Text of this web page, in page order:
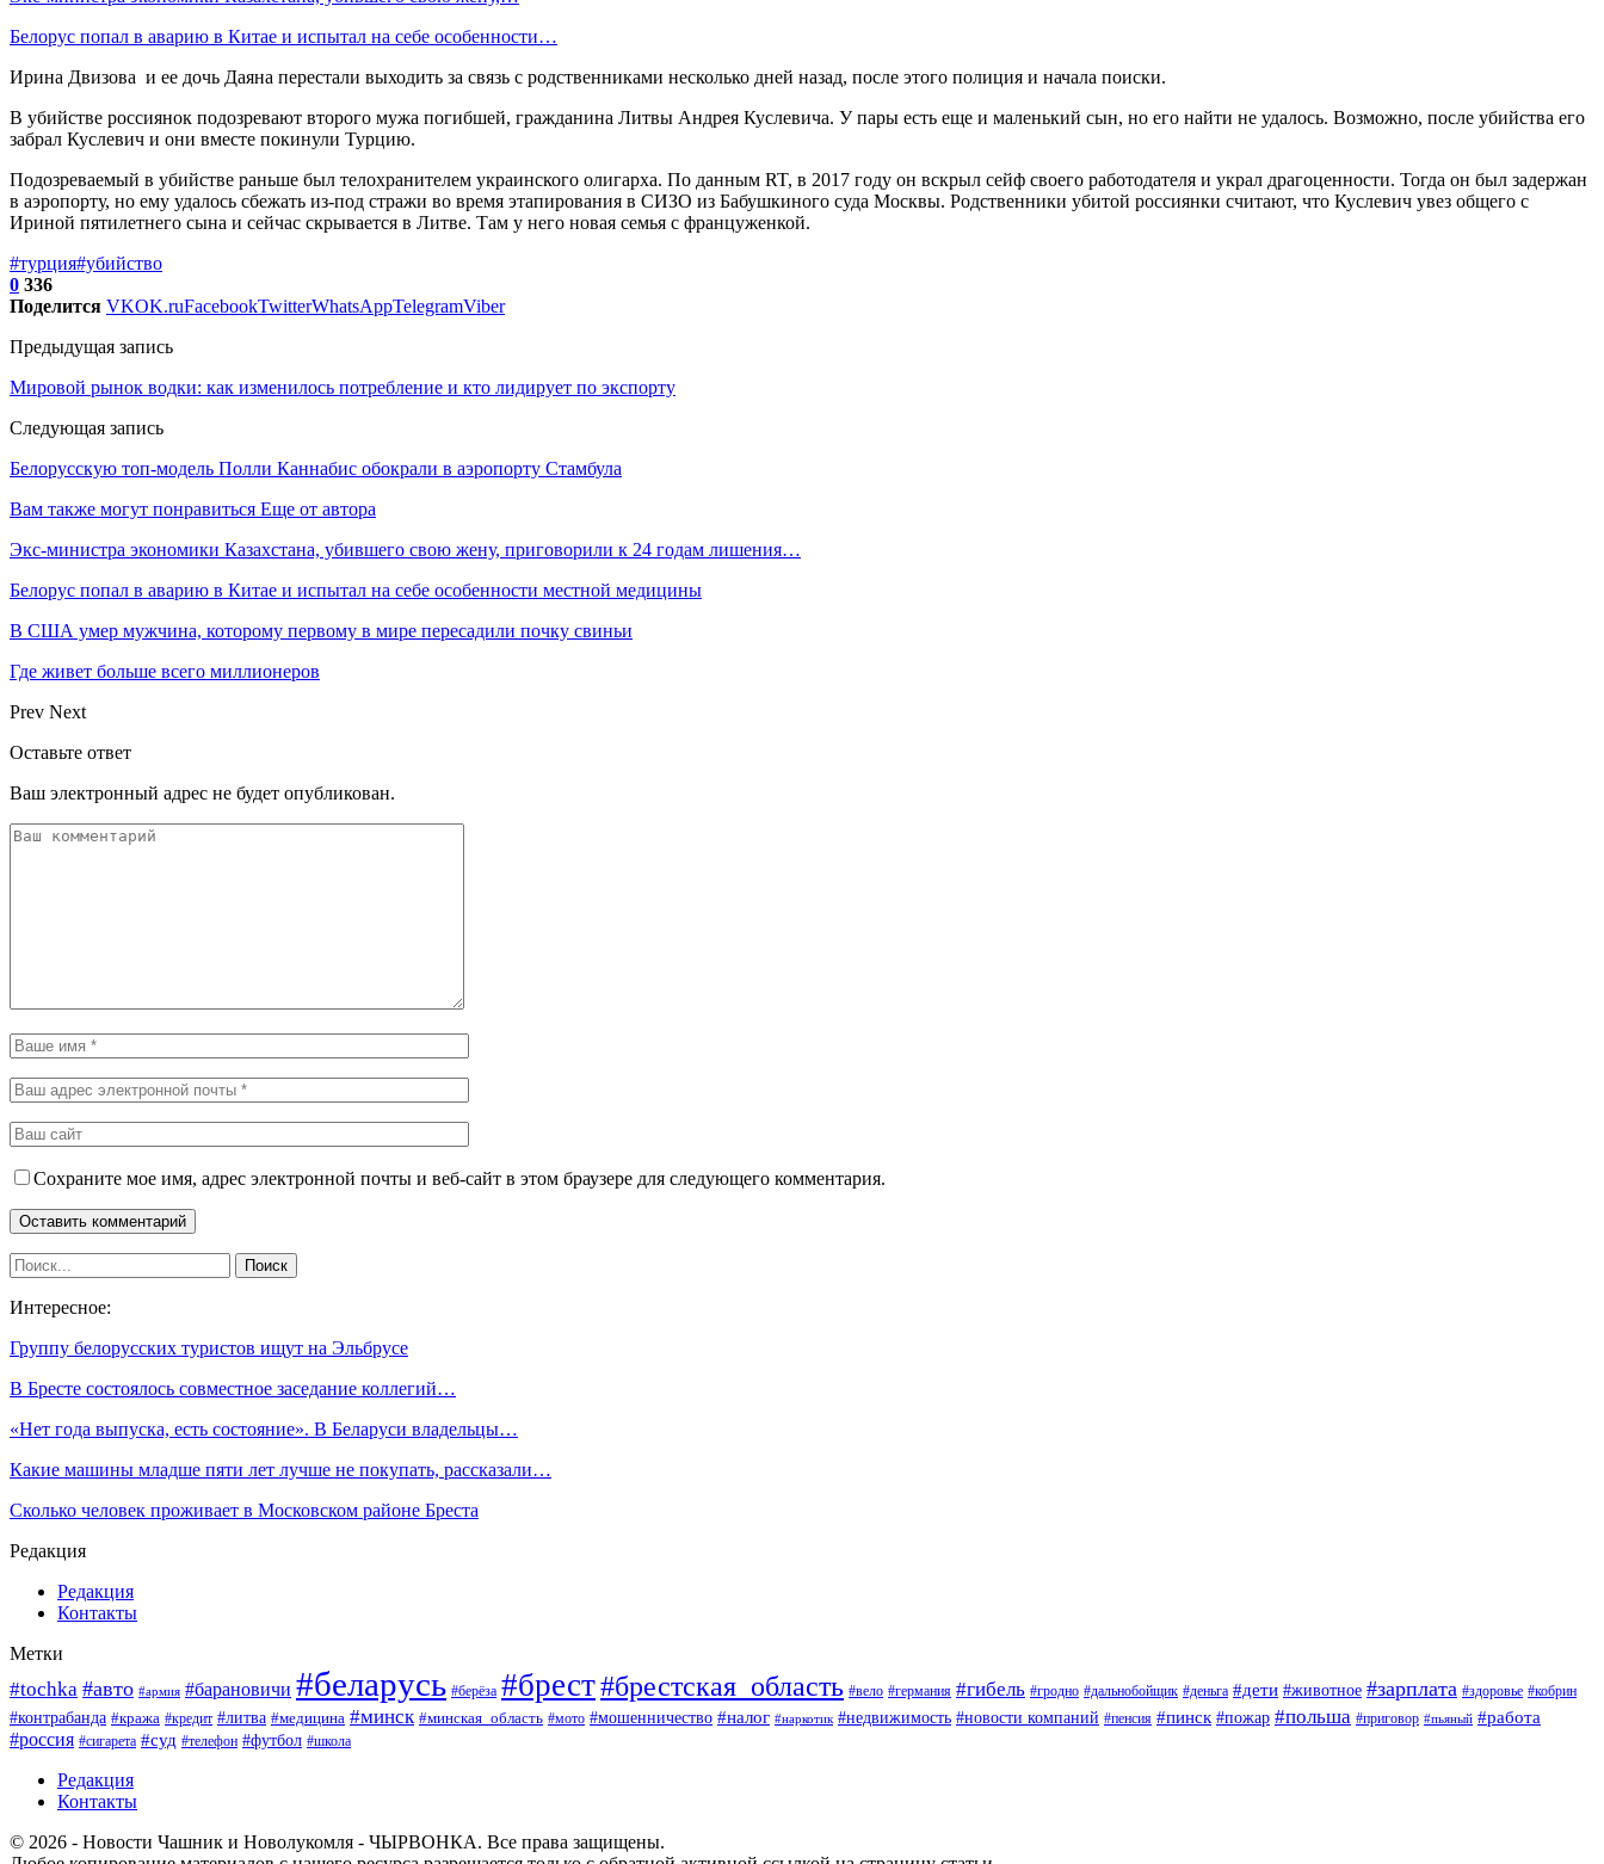
Белорус попал в аварию в Китае и испытал на себе особенности…
Ирина Двизова и ее дочь Даяна перестали выходить за связь с родственниками несколько дней назад, после этого полиция и начала поиски.
В убийстве россиянок подозревают второго мужа погибшей, гражданина Литвы Андрея Куслевича. У пары есть еще и маленький сын, но его найти не удалось. Возможно, после убийства его
забрал Куслевич и они вместе покинули Турцию.
Подозреваемый в убийстве раньше был телохранителем украинского олигарха. По данным RT, в 2017 году он вскрыл сейф своего работодателя и украл драгоценности. Тогда он был задержан
в аэропорту, но ему удалось сбежать из-под стражи во время этапирования в СИЗО из Бабушкиного суда Москвы. Родственники убитой россиянки считают, что Куслевич увез общего с
Ириной пятилетнего сына и сейчас скрывается в Литве. Там у него новая семья с француженкой.
#турция#убийство
0 336
Поделится VKOK.ruFacebookTwitterWhatsAppTelegramViber
Предыдущая запись
Мировой рынок водки: как изменилось потребление и кто лидирует по экспорту
Следующая запись
Белорусскую топ-модель Полли Каннабис обокрали в аэропорту Стамбула
Вам также могут понравиться Еще от автора
Экс-министра экономики Казахстана, убившего свою жену, приговорили к 24 годам лишения…
Белорус попал в аварию в Китае и испытал на себе особенности местной медицины
В США умер мужчина, которому первому в мире пересадили почку свиньи
Где живет больше всего миллионеров
Prev Next
Оставьте ответ
Ваш электронный адрес не будет опубликован.
Сохраните мое имя, адрес электронной почты и веб-сайт в этом браузере для следующего комментария.
Интересное:
Группу белорусских туристов ищут на Эльбрусе
В Бресте состоялось совместное заседание коллегий…
«Нет года выпуска, есть состояние». В Беларуси владельцы…
Какие машины младше пяти лет лучше не покупать, рассказали…
Сколько человек проживает в Московском районе Бреста
Редакция
Редакция
Контакты
Метки
#tochka #авто #армия #барановичи #беларусь #берёза #брест#брестская_область #вело #германия #гибель #гродно #дальнобойщик #деньга #дети #животное #зарплата #здоровье #кобрин
#контрабанда #кража #кредит #литва #медицина #минск #минская_область #мото #мошенничество #налог #наркотик #недвижимость #новости компаний #пенсия #пинск #пожар #польша #приговор #пьяный #работа
#россия #сигарета #суд #телефон #футбол #школа
Редакция
Контакты
© 2026 - Новости Чашник и Новолукомля - ЧЫРВОНКА. Все права защищены.